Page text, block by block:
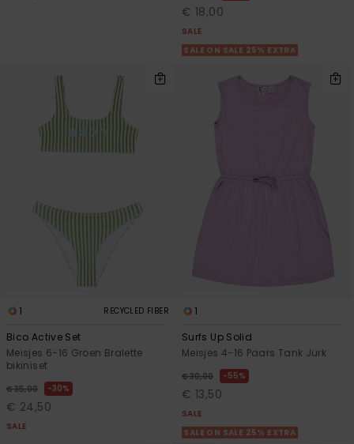
€ 18,00
SALE
SALE ON SALE 25% EXTRA
1 RECYCLED FIBER
Bico Active Set
Meisjes 6-16 Groen Bralette
bikiniset
€ 35,00 30%
€ 24,50
SALE
1
Surfs Up Solid
Meisjes 4-16 Paars Tank Jurk
€ 30,00 55%
€ 13,50
SALE
SALE ON SALE 25% EXTRA